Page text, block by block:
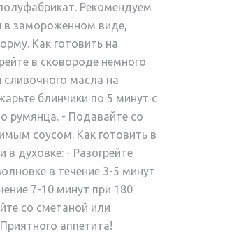
Рекомендуем
в замороженном виде,
Как готовить на
в сковороде немного
сливочного масла на
блинчики по 5 минут с
румянца. - Подавайте со
соусом. Как готовить в
в духовке: - Разогрейте
в течение 3-5 минут
7-10 минут при 180
со сметаной или
аппетита!